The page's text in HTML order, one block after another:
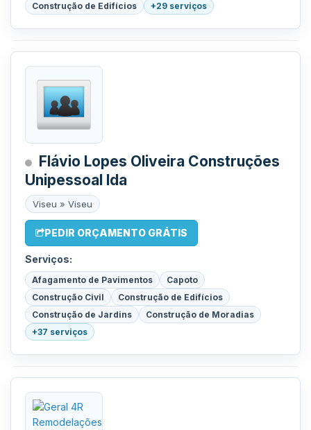
Construção de Edifícios
+29 serviços
Flávio Lopes Oliveira Construções
Unipessoal lda
Viseu » Viseu
PEDIR ORÇAMENTO GRÁTIS
Serviços:
Afagamento de Pavimentos
Capoto
Construção Civil
Construção de Edifícios
Construção de Jardins
Construção de Moradias
+37 serviços